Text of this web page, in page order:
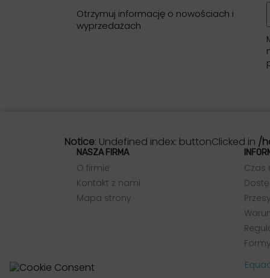
Otrzymuj informację o nowościach i
wyprzedażach
Notice: Undefined index: buttonClicked in /
NASZA FIRMA
O firmie
Kontakt z nami
Mapa strony
Czas